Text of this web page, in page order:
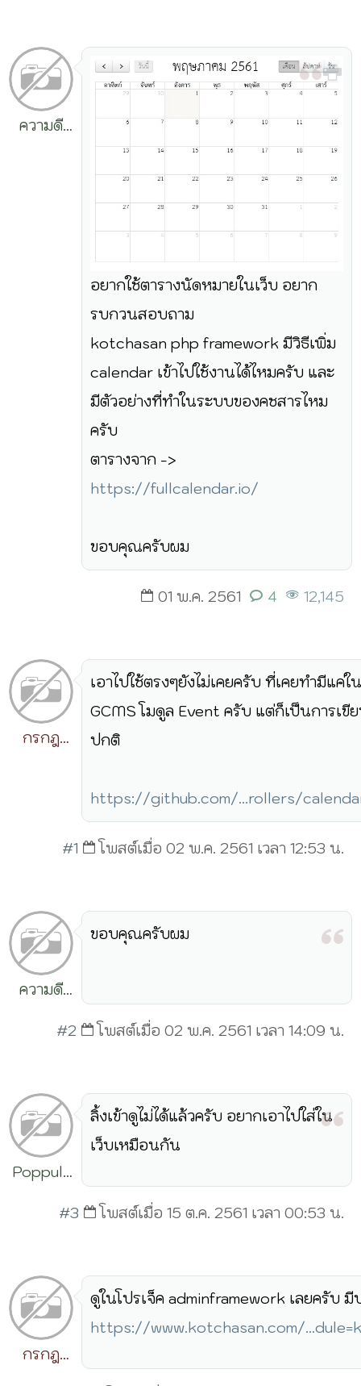
ความดี
อยากใช้ตารางนัดหมายในเว็บ อยาก
รบกวนสอบถาม
kotchasan php framework มีวิธีเพิ่ม
calendar เข้าไปใช้งานได้ไหมครับ และ
มีตัวอย่างที่ทำในระบบของคชสารไหม
ครับ
ตารางจาก ->
https://fullcalendar.io/
ขอบคุณครับผม
01 พ.ค. 2561 4 12,145
กรกฎ
เอาไปใช้ตรงๆยังไม่เคยครับ ที่เคยทำมีแค่ใ
GCMS โมดูล Event ครับ แต่ก็เป็นการเขี
ปกติ
https://github.com/...rollers/
#1 โพสต์เมื่อ 02 พ.ค. 2561 เวลา 12:53 น.
ความดี
ขอบคุณครับผม
#2 โพสต์เมื่อ 02 พ.ค. 2561 เวลา 14:09 น.
Poppula
ลิ้งเข้าดูไม่ได้แล้วครับ อยากเอาไปใส่ใน
เว็บเหมือนกัน
#3 โพสต์เมื่อ 15 ต.ค. 2561 เวลา 00:53 น.
กรกฎ
ดูในโปรเจ็ค adminframework เลยครับ
https://www.kotchasan.com/